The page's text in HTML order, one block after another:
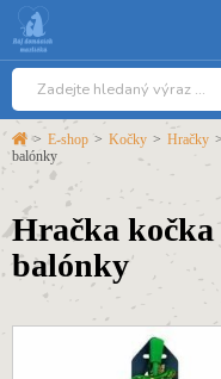
> E-shop > Kočky > Hračky >
balónky
Hračka
balónky